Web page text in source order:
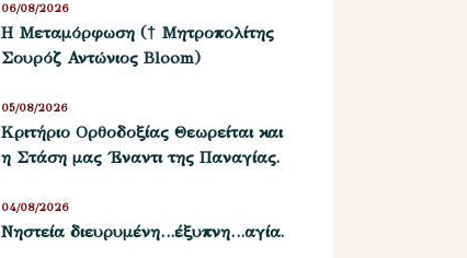
Η Μεταμόρφωση († Μητροπολίτης
Σουρόζ Αντώνιος Bloom)
06/08/2026
Kριτήριο Oρθοδοξίας Θεωρείται και
η Στάση μας ΄Εναντι της Παναγίας.
05/08/2026
Νηστεία διευρυμένη…έξυπνη…αγία.
04/08/2026